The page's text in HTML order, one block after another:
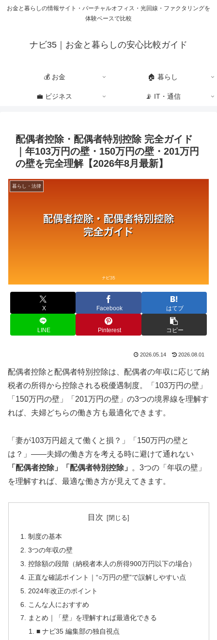
お金と暮らしの情報サイト・バーチャルオフィス・光回線・ファクタリングを
体験ベースで比較
ナビ35｜お金と暮らしの安心比較ガイド
💰 お金 🏠 暮らし
💼 ビジネス 📡 IT・通信
配偶者控除・配偶者特別控除 完全ガイド
｜年103万円の壁・150万円の壁・201万円
の壁を完全理解【2026年8月最新】
暮らし・法律
X Facebook はてブ
LINE Pinterest コピー
2026.05.14 2026.08.01
配偶者控除と配偶者特別控除は、配偶者の年収に応じて納
税者の所得から控除される税優遇制度。「103万円の壁」
「150万円の壁」「201万円の壁」の3つの境界線を理解す
れば、夫婦どちらの働き方も最適化できます。
「妻が103万円超えて働くと損？」「150万円の壁と
は？」——夫婦の働き方を考える時に避けて通れない
「配偶者控除」「配偶者特別控除」
。3つの「年収の壁」
を理解すれば、最適な働き方が見えてきます。
目次
制度の基本
3つの年収の壁
控除額の段階（納税者本人の所得900万円以下の場合）
正直な確認ポイント｜“○万円の壁”で誤解しやすい点
2024年改正のポイント
こんな人におすすめ
まとめ｜「壁」を理解すれば最適化できる
■ ナビ35 編集部の独自視点